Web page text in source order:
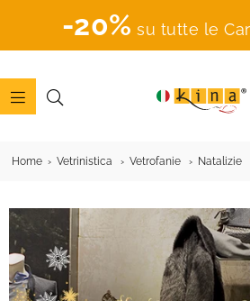
-20% su tutte le
Home Vetrinistica Vetrofanie Natalizie